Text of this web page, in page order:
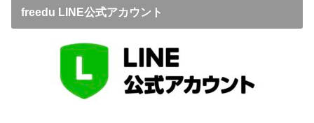
freedu LINE公式アカウント